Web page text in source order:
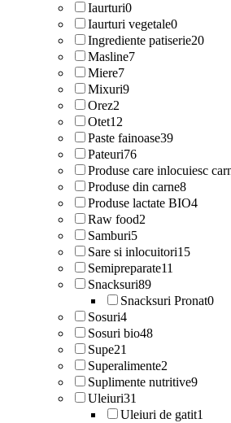
Iaurturi0
Iaurturi vegetale0
Ingrediente patiserie20
Masline7
Miere7
Mixuri9
Orez2
Otet12
Paste fainoase39
Pateuri76
Produse care inlocuiesc
Produse din carne8
Produse lactate BIO4
Raw food2
Samburi5
Sare si inlocuitori15
Semipreparate11
Snacksuri89
Snacksuri Pronat0
Sosuri4
Sosuri bio48
Supe21
Superalimente2
Suplimente nutritive9
Uleiuri31
Uleiuri de gatit1